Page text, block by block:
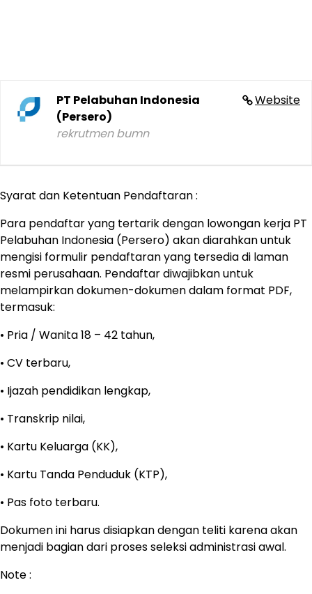
Website
PT Pelabuhan Indonesia
(Persero)
rekrutmen bumn
Syarat dan Ketentuan Pendaftaran :
Para pendaftar yang tertarik dengan lowongan kerja PT
Pelabuhan Indonesia (Persero) akan diarahkan untuk
mengisi formulir pendaftaran yang tersedia di laman
resmi perusahaan. Pendaftar diwajibkan untuk
melampirkan dokumen-dokumen dalam format PDF,
termasuk:
• Pria / Wanita 18 – 42 tahun,
• CV terbaru,
• Ijazah pendidikan lengkap,
• Transkrip nilai,
• Kartu Keluarga (KK),
• Kartu Tanda Penduduk (KTP),
• Pas foto terbaru.
Dokumen ini harus disiapkan dengan teliti karena akan
menjadi bagian dari proses seleksi administrasi awal.
Note :